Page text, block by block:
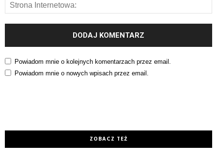
Powiadom mnie o kolejnych komentarzach przez email.
Powiadom mnie o nowych wpisach przez email.
ZOBACZ TEŻ